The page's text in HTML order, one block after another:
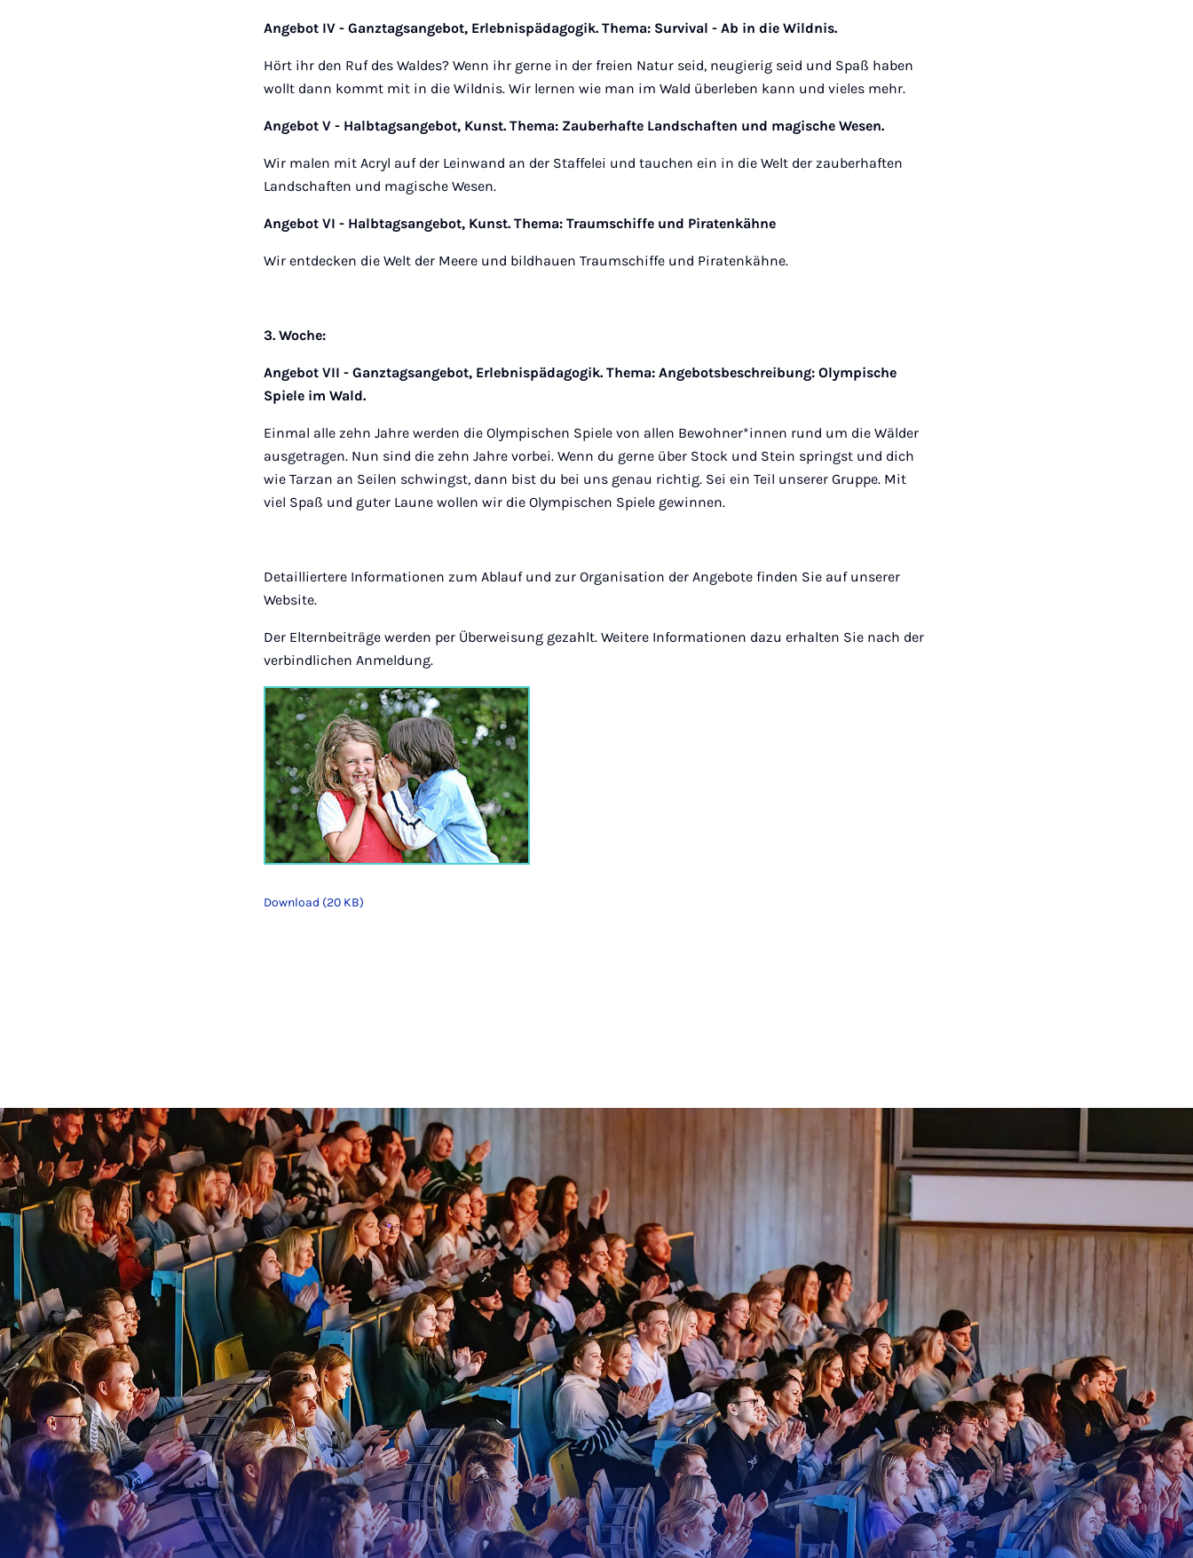
Angebot IV - Ganztagsangebot, Erlebnispädagogik. Thema: Survival - Ab in die Wildnis.
Hört ihr den Ruf des Waldes? Wenn ihr gerne in der freien Natur seid, neugierig seid und Spaß haben
wollt dann kommt mit in die Wildnis. Wir lernen wie man im Wald überleben kann und vieles mehr.
Angebot V - Halbtagsangebot, Kunst. Thema: Zauberhafte Landschaften und magische Wesen.
Wir malen mit Acryl auf der Leinwand an der Staffelei und tauchen ein in die Welt der zauberhaften
Landschaften und magische Wesen.
Angebot VI - Halbtagsangebot, Kunst. Thema: Traumschiffe und Piratenkähne
Wir entdecken die Welt der Meere und bildhauen Traumschiffe und Piratenkähne.
3. Woche:
Angebot VII - Ganztagsangebot, Erlebnispädagogik. Thema: Angebotsbeschreibung: Olympische
Spiele im Wald.
Einmal alle zehn Jahre werden die Olympischen Spiele von allen Bewohner*innen rund um die Wälder
ausgetragen. Nun sind die zehn Jahre vorbei. Wenn du gerne über Stock und Stein springst und dich
wie Tarzan an Seilen schwingst, dann bist du bei uns genau richtig. Sei ein Teil unserer Gruppe. Mit
viel Spaß und guter Laune wollen wir die Olympischen Spiele gewinnen.
Detailliertere Informationen zum Ablauf und zur Organisation der Angebote finden Sie auf unserer
Website.
Der Elternbeiträge werden per Überweisung gezahlt. Weitere Informationen dazu erhalten Sie nach der
verbindlichen Anmeldung.
Download (20 KB)